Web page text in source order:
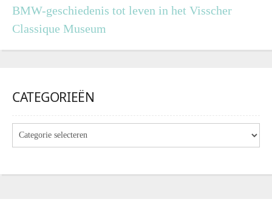
BMW-geschiedenis tot leven in het Visscher
Classique Museum
CATEGORIEËN